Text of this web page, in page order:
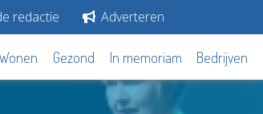
redactie Adverteren
Gezond In memoriam Bedrijven